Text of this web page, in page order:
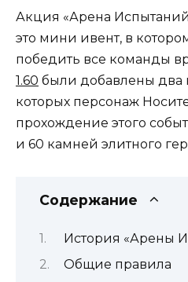
Акция «Арена
это мини ивент, в
победить все команды
1.60 были добавлены два
которых персонаж
прохождение этого
и 60 камней элитного
Содержание
История «Арены
Общие правила